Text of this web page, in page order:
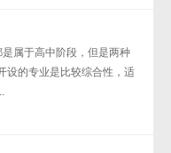
属于高中阶段，但是两种
设的专业是比较综合性，适